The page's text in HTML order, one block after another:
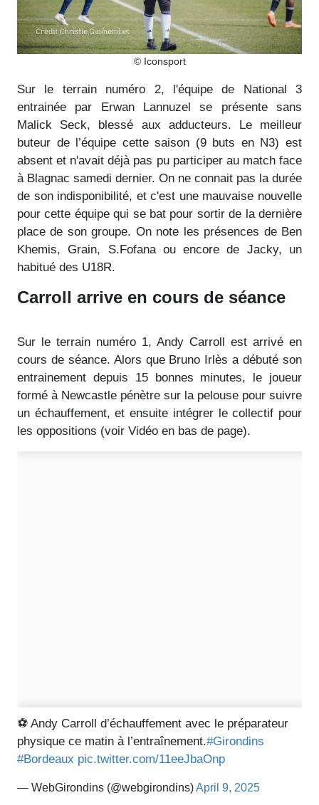
© Iconsport
Sur le terrain numéro 2, l'équipe de National 3
entrainée par Erwan Lannuzel se présente sans
Malick Seck, blessé aux adducteurs. Le meilleur
buteur de l’équipe cette saison (9 buts en N3) est
absent et n'avait déjà pas pu participer au match face
à Blagnac samedi dernier. On ne connait pas la durée
de son indisponibilité, et c'est une mauvaise nouvelle
pour cette équipe qui se bat pour sortir de la dernière
place de son groupe. On note les présences de Ben
Khemis, Grain, S.Fofana ou encore de Jacky, un
habitué des U18R.
Carroll arrive en cours de séance
Sur le terrain numéro 1, Andy Carroll est arrivé en
cours de séance. Alors que Bruno Irlès a débuté son
entrainement depuis 15 bonnes minutes, le joueur
formé à Newcastle pénètre sur la pelouse pour suivre
un échauffement, et ensuite intégrer le collectif pour
les oppositions (voir Vidéo en bas de page).
⚽️ Andy Carroll d’échauffement avec le préparateur
physique ce matin à l’entraînement.#Girondins
#Bordeaux pic.twitter.com/11eeJbaOnp
— WebGirondins (@webgirondins)April 9, 2025